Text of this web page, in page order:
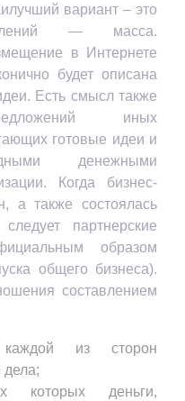
вариант – это
— масса.
в Интернете
будет описана
Есть смысл также
иных
готовые идеи и
денежными
Когда бизнес-
а также состоялась
партнерские
образом
общего бизнеса).
составлением
из сторон
дела;
которых деньги,